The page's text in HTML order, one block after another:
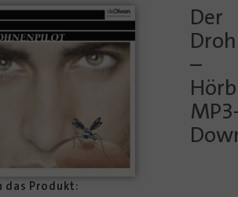
das Produkt:
Der
–